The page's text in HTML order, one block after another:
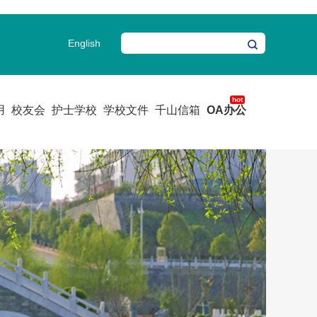
English
校友会 护士学校 学校文件 千山信箱 OA办公